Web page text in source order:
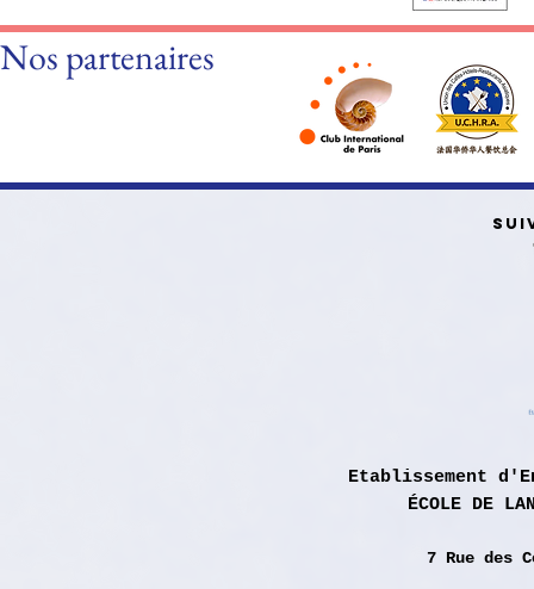
Nos partenaires
Etablissement
ÉCOLE DE
7 Rue des